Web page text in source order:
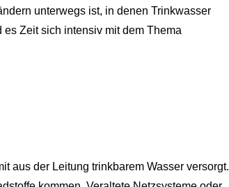
unterwegs ist, in denen Trinkwasser
Zeit sich intensiv mit dem Thema
aus der Leitung trinkbarem Wasser versorgt.